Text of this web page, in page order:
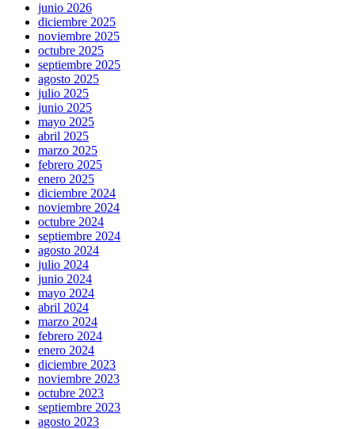
junio 2026
diciembre 2025
noviembre 2025
octubre 2025
septiembre 2025
agosto 2025
julio 2025
junio 2025
mayo 2025
abril 2025
marzo 2025
febrero 2025
enero 2025
diciembre 2024
noviembre 2024
octubre 2024
septiembre 2024
agosto 2024
julio 2024
junio 2024
mayo 2024
abril 2024
marzo 2024
febrero 2024
enero 2024
diciembre 2023
noviembre 2023
octubre 2023
septiembre 2023
agosto 2023